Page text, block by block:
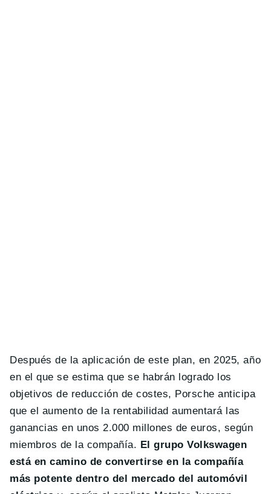
Después de la aplicación de este plan, en 2025, año
en el que se estima que se habrán logrado los
objetivos de reducción de costes, Porsche anticipa
que el aumento de la rentabilidad aumentará las
ganancias en unos 2.000 millones de euros, según
miembros de la compañía. El grupo Volkswagen
está en camino de convertirse en la compañía
más potente dentro del mercado del automóvil